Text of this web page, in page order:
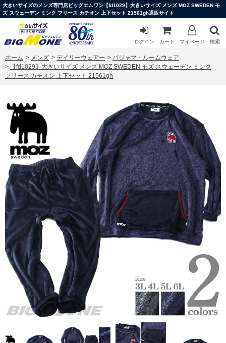
大きいサイズのメンズ専門店ビッグエムワン【fd1029】大きいサイズ メンズ MOZ SWEDEN モ
ズ スウェーデン ミンク フリース カチオン 上下セット 21561gh通販サイト
ログイン カート マイページ 検索
ホーム > メンズ > デイリーウェアー > パジャマ・ルームウェア
>
【fd1029】大きいサイズ メンズ MOZ SWEDEN モズ スウェーデン ミンク
フリース カチオン 上下セット 21561gh